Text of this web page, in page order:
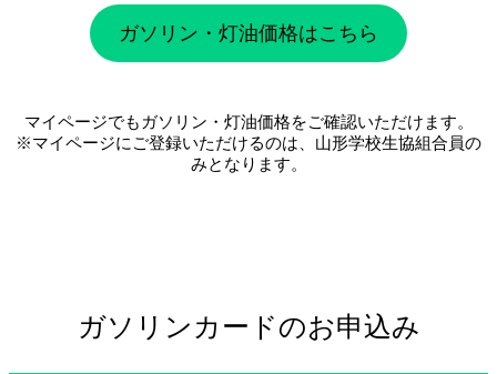
ガソリン・灯油価格はこちら
マイページでもガソリン・灯油価格をご確認いただけます。
※マイページにご登録いただけるのは、山形学校生協組合員の
みとなります。
ガソリンカードのお申込み